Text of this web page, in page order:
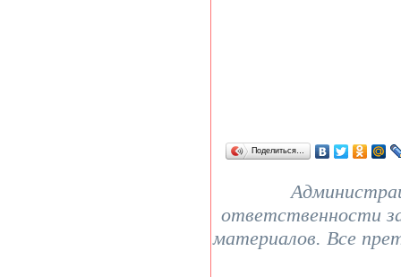
Поделиться…
ответственности
материалов. Все